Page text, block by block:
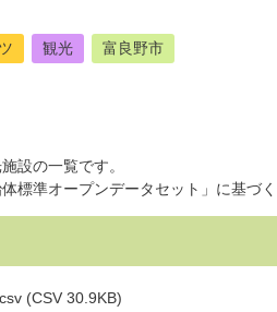
観光 富良野市
設の一覧です。
標準オープンデータセット」に基づく
(CSV 30.9KB)